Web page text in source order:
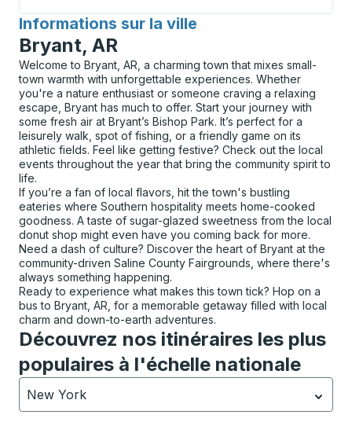
Informations sur la ville
pour
Bryant, AR
Welcome to Bryant, AR, a charming town that mixes small-
town warmth with unforgettable experiences. Whether
you're a nature enthusiast or someone craving a relaxing
escape, Bryant has much to offer. Start your journey with
some fresh air at Bryant’s Bishop Park. It’s perfect for a
leisurely walk, spot of fishing, or a friendly game on its
athletic fields. Feel like getting festive? Check out the local
events throughout the year that bring the community spirit to
life.
If you’re a fan of local flavors, hit the town's bustling
eateries where Southern hospitality meets home-cooked
goodness. A taste of sugar-glazed sweetness from the local
donut shop might even have you coming back for more.
Need a dash of culture? Discover the heart of Bryant at the
community-driven Saline County Fairgrounds, where there's
always something happening.
Ready to experience what makes this town tick? Hop on a
bus to Bryant, AR, for a memorable getaway filled with local
charm and down-to-earth adventures.
Découvrez nos itinéraires les plus
populaires à l'échelle nationale
New York
Actuellement sélectionné: New York.La sélection est